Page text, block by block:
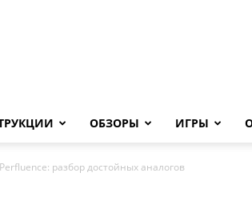
ОБЗОРЫ ИГРЫ
разбор достойных аналогов